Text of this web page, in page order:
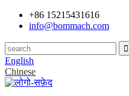
+86 15215431616
info@bommach.com
English
Chinese